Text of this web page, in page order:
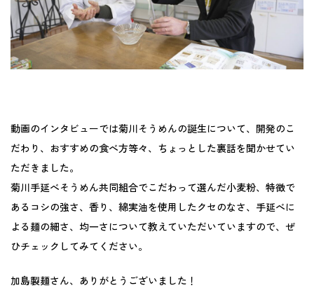
動画のインタビューでは菊川そうめんの誕生について、開発のこ
だわり、おすすめの食べ方等々、ちょっとした裏話を聞かせてい
ただきました。
菊川手延べそうめん共同組合でこだわって選んだ小麦粉、特徴で
あるコシの強さ、香り、綿実油を使用したクセのなさ、手延べに
よる麺の細さ、均一さについて教えていただいていますので、ぜ
ひチェックしてみてください。
加島製麺さん、ありがとうございました！